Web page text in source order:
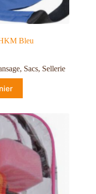
Bleu
, Sacs, Sellerie